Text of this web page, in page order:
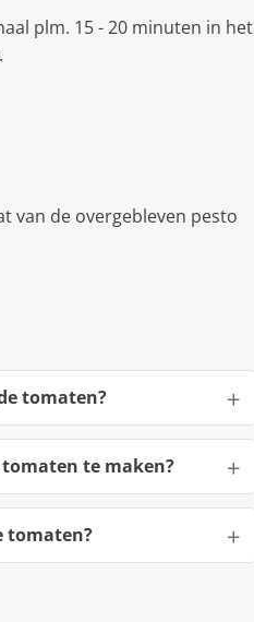
plm. 15 - 20 minuten in het
van de overgebleven pesto
tomaten?
te maken?
tomaten?